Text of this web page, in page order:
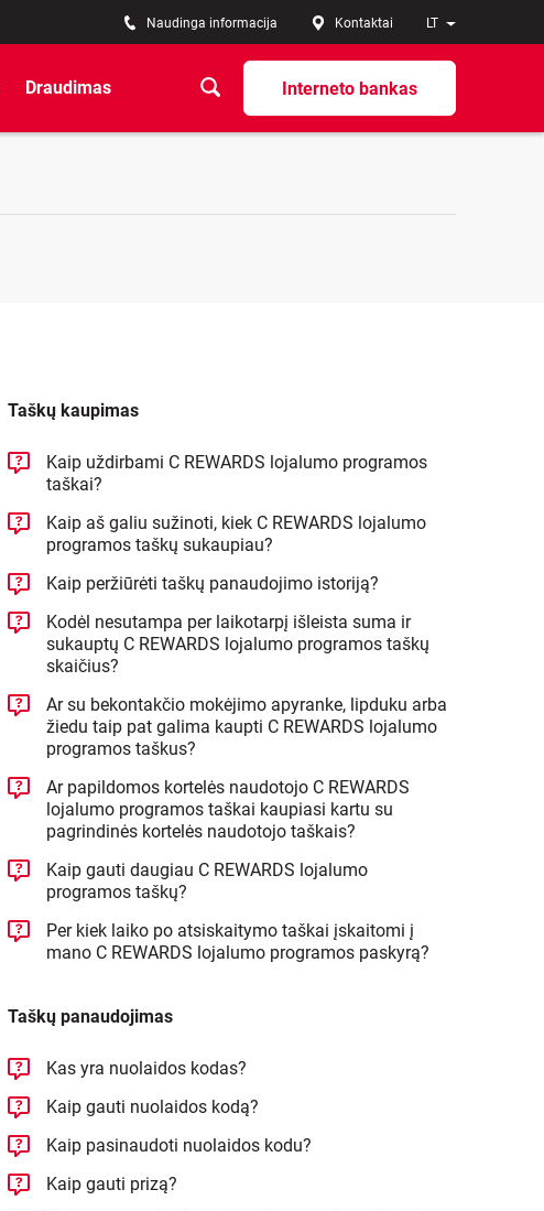
LT
Naudinga informacija Kontaktai
Interneto bankas
Draudimas
Taškų kaupimas
Kaip uždirbami C REWARDS lojalumo programos
taškai?
Kaip aš galiu sužinoti, kiek C REWARDS lojalumo
programos taškų sukaupiau?
Kaip peržiūrėti taškų panaudojimo istoriją?
Kodėl nesutampa per laikotarpį išleista suma ir
sukauptų C REWARDS lojalumo programos taškų
skaičius?
Ar su bekontakčio mokėjimo apyranke, lipduku arba
žiedu taip pat galima kaupti C REWARDS lojalumo
programos taškus?
Ar papildomos kortelės naudotojo C REWARDS
lojalumo programos taškai kaupiasi kartu su
pagrindinės kortelės naudotojo taškais?
Kaip gauti daugiau C REWARDS lojalumo
programos taškų?
Per kiek laiko po atsiskaitymo taškai įskaitomi į
mano C REWARDS lojalumo programos paskyrą?
Taškų panaudojimas
Kas yra nuolaidos kodas?
Kaip gauti nuolaidos kodą?
Kaip pasinaudoti nuolaidos kodu?
Kaip gauti prizą?